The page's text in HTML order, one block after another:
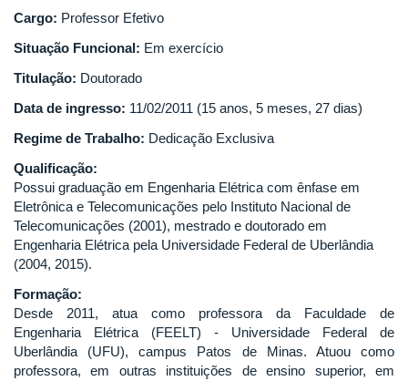
Cargo: Professor Efetivo
Situação Funcional: Em exercício
Titulação: Doutorado
Data de ingresso: 11/02/2011 (15 anos, 5 meses, 27 dias)
Regime de Trabalho: Dedicação Exclusiva
Qualificação:
Possui graduação em Engenharia Elétrica com ênfase em
Eletrônica e Telecomunicações pelo Instituto Nacional de
Telecomunicações (2001), mestrado e doutorado em
Engenharia Elétrica pela Universidade Federal de Uberlândia
(2004, 2015).
Formação:
Desde 2011, atua como professora da Faculdade de
Engenharia Elétrica (FEELT) - Universidade Federal de
Uberlândia (UFU), campus Patos de Minas. Atuou como
professora, em outras instituições de ensino superior, em